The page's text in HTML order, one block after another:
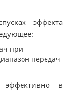
эффекта
при
передач
эффективно в